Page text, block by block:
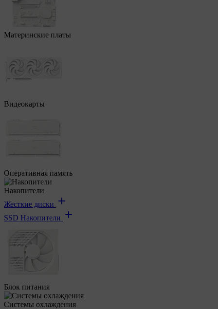
Материнские платы
Видеокарты
Оперативная память
Накопители
Жесткие диски
SSD Накопители
Блок питания
Системы охлаждения